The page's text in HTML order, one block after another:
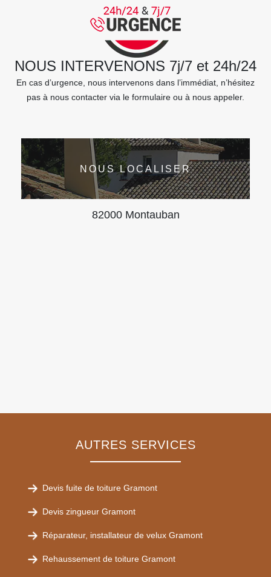
NOUS INTERVENONS 7j/7 et 24h/24
En cas d’urgence, nous intervenons dans l’immédiat, n’hésitez
pas à nous contacter via le formulaire ou à nous appeler.
NOUS LOCALISER
82000 Montauban
AUTRES SERVICES
Devis fuite de toiture Gramont
Devis zingueur Gramont
Réparateur, installateur de velux Gramont
Rehaussement de toiture Gramont